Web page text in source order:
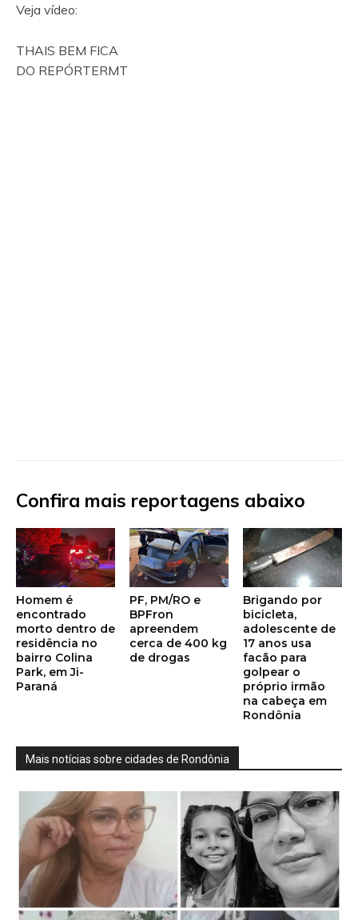
Veja vídeo:
THAIS BEM FICA
DO REPÓRTERMT
Confira mais reportagens abaixo
Homem é
encontrado
morto dentro de
residência no
bairro Colina
Park, em Ji-
Paraná
PF, PM/RO e
BPFron
apreendem
cerca de 400 kg
de drogas
Brigando por
bicicleta,
adolescente de
17 anos usa
facão para
golpear o
próprio irmão
na cabeça em
Rondônia
Mais notícias sobre cidades de Rondônia